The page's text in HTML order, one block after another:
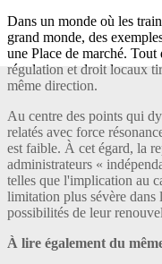
Dans un monde où les
grand monde, des
une Place de marché.
régulation et droit locaux
même direction.
Au centre des points qui
relatés avec force
est faible. À cet égard, la
administrateurs «
telles que l'implication au
limitation plus sévère dans
possibilités de leur
À lire également du